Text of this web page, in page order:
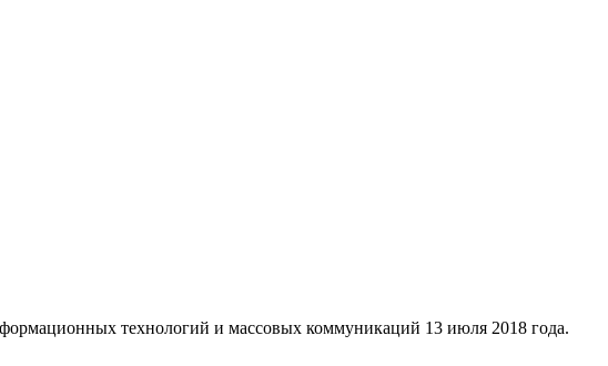
технологий и массовых коммуникаций 13 июля 2018 года.